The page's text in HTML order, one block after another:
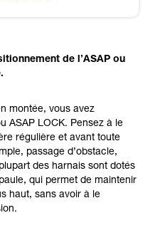
de l’ASAP ou
montée, vous avez
ASAP LOCK. Pensez à le
régulière et avant toute
passage d’obstacle,
des harnais sont dotés
qui permet de maintenir
haut, sans avoir à le